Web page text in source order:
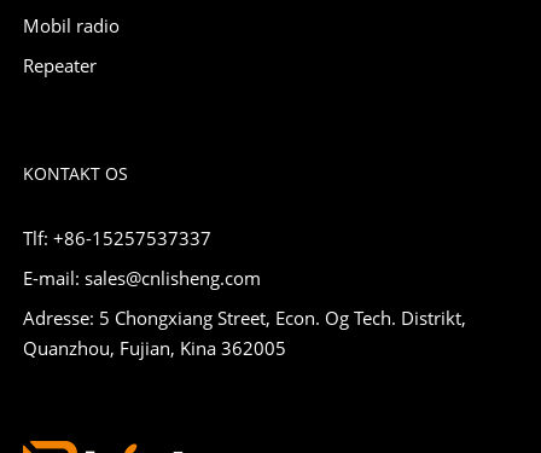
Mobil radio
Repeater
KONTAKT OS
Tlf: +86-15257537337
E-mail: sales@cnlisheng.com
Adresse: 5 Chongxiang Street, Econ. Og Tech. Distrikt,
Quanzhou, Fujian, Kina 362005